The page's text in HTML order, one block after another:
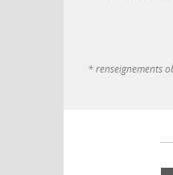
* renseignements